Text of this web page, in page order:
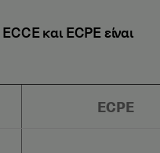
και ECPE είναι
ECPE